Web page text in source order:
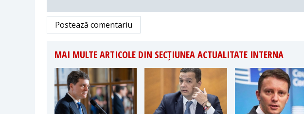
Postează comentariu
MAI MULTE ARTICOLE DIN SECȚIUNEA ACTUALITATE INTERNA